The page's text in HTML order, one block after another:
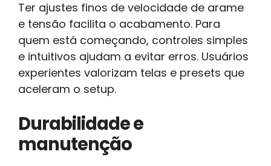
Ter ajustes finos de velocidade de arame
e tensão facilita o acabamento. Para
quem está começando, controles simples
e intuitivos ajudam a evitar erros. Usuários
experientes valorizam telas e presets que
aceleram o setup.
Durabilidade e
manutenção